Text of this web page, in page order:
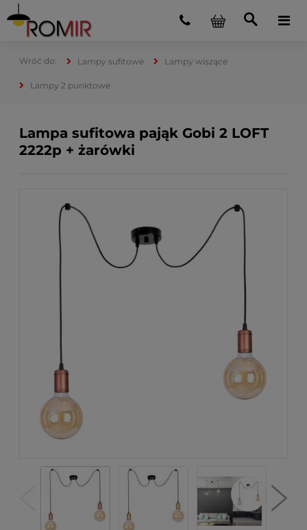
Lampy sufitowe Lampy wiszące
Lampy 2 punktowe
Lampa sufitowa pająk Gobi 2 LOFT
2222p + żarówki